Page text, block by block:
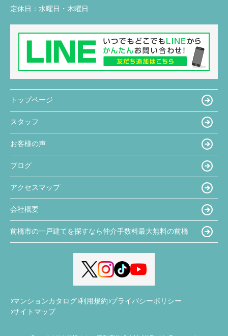
定休日： 水曜日・木曜日
トップページ
スタッフ
お客様の声
ブログ
アクセスマップ
会社概要
前橋市の一戸建てを探すなら仲介手数料最大無料の前橋
マンションカタログ 利用規約 プライバシーポリシー
サイトマップ